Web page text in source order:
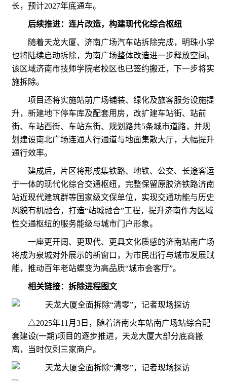
长，预计2027年底通车。
后续推进：连片改造，构建现代化综合枢纽
随着天龙大厦、济南广场汽车站拆除完成，明珠小学
也将陆续启动拆除，为南广场整体改造进一步释放空间。
该区域济南市技师学院老校区也已签约搬迁，下一步将实
施拆除。
项目还将实施站前广场铺装、绿化及旅客服务设施提
升，新建地下停车库及配套用房，改扩建车站街、站前
街、车站西街、车站东街、规划路共5条城市道路，并规
划建设南北广场连通人行通道与地面集散大厅，大幅提升
通行效率。
建成后，片区将形成集铁路、地铁、公交、长途客运
于一体的现代化综合交通枢纽，完整保留原胶济铁路济南
站近现代建筑群等国家级文保单位，实现交通功能与历史
风貌有机融合，打造“站城融合”工程，提升济南作为区域
性交通枢纽的服务能级与城市门户形象。
一座更开阔、更现代、更具文化质感的济南站南广场
将成为泉城对外展示的新窗口，为市民出行与城市发展赋
能，推动百年老站蝶变为高品质“城市会客厅”。
相关链接：拆除进程图文
△2025年11月3日，随着济南火车站南广场站综合配
套建设(一期)项目的逐步推进，天龙大厦大部分底商搬
离，当时仅剩三家商户。